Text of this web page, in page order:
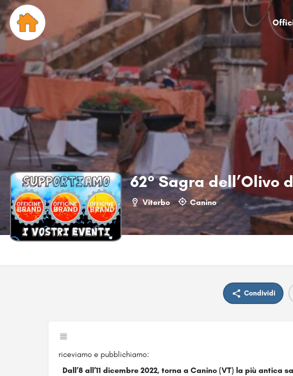
62° Sagra dell’Olivo
Viterbo Canino
Condividi
riceviamo e pubblichiamo:
Dall’8 all’11 dicembre 2022, torna a Canino (VT) la più antica